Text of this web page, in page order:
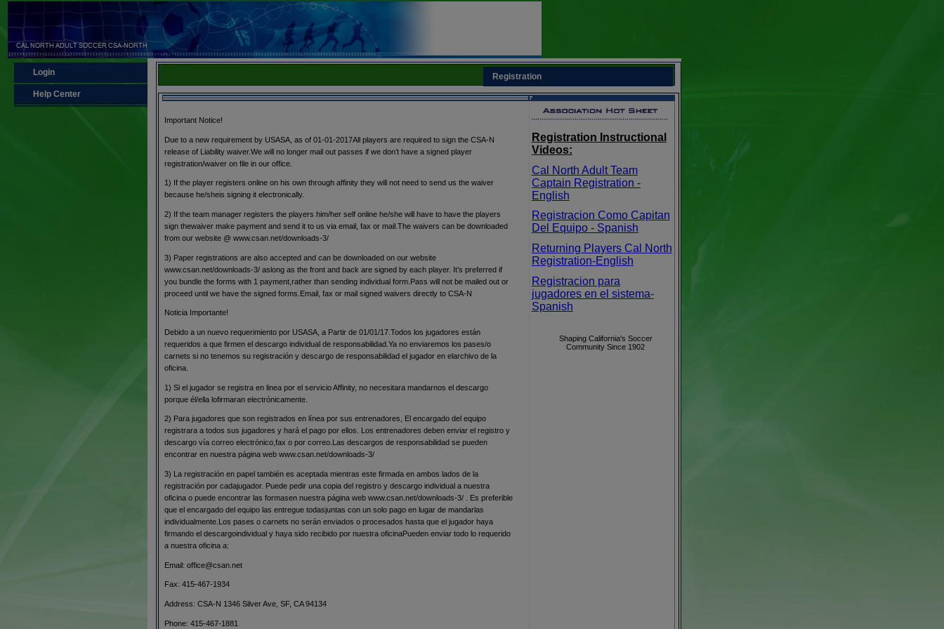
Login
Help Center
Registration
Important Notice!
Due to a new requirement by USASA, as of 01-01-2017All players are required to sign the CSA-N
release of Liability waiver.We will no longer mail out passes if we don’t have a signed player
registration/waiver on file in our office.
1) If the player registers online on his own through affinity they will not need to send us the waiver
because he/sheis signing it electronically.
2) If the team manager registers the players him/her self online he/she will have to have the players
sign thewaiver make payment and send it to us via email, fax or mail.The waivers can be downloaded
from our website @ www.csan.net/downloads-3/
3) Paper registrations are also accepted and can be downloaded on our website
www.csan.net/downloads-3/ aslong as the front and back are signed by each player. It’s preferred if
you bundle the forms with 1 payment,rather than sending individual form.Pass will not be mailed out or
proceed until we have the signed forms.Email, fax or mail signed waivers directly to CSA-N
Noticia Importante!
Debido a un nuevo requerimiento por USASA, a Partir de 01/01/17.Todos los jugadores están
requeridos a que firmen el descargo individual de responsabilidad.Ya no enviaremos los pases/o
carnets si no tenemos su registración y descargo de responsabilidad el jugador en elarchivo de la
oficina.
1) Si el jugador se registra en linea por el servicio Affinity, no necesitara mandarnos el descargo
porque él/ella lofirmaran electrónicamente.
2) Para jugadores que son registrados en línea por sus entrenadores, El encargado del equipo
registrara a todos sus jugadores y hará el pago por ellos. Los entrenadores deben enviar el registro y
descargo vía correo electrónico,fax o por correo.Las descargos de responsabilidad se pueden
encontrar en nuestra página web www.csan.net/downloads-3/
3) La registración en papel también es aceptada mientras este firmada en ambos lados de la
registración por cadajugador. Puede pedir una copia del registro y descargo individual a nuestra
oficina o puede encontrar las formasen nuestra página web www.csan.net/downloads-3/ . Es preferible
que el encargado del equipo las entregue todasjuntas con un solo pago en lugar de mandarlas
individualmente.Los pases o carnets no serán enviados o procesados hasta que el jugador haya
firmando el descargoindividual y haya sido recibido por nuestra oficinaPueden enviar todo lo requerido
a nuestra oficina a:
Email: office@csan.net
Fax: 415-467-1934
Address: CSA-N 1346 Silver Ave, SF, CA 94134
Phone: 415-467-1881
Registration Instructional
Videos:
Cal North Adult Team
Captain Registration -
English
Registracion Como Capitan
Del Equipo - Spanish
Returning Players Cal North
Registration-English
Registracion para
jugadores en el sistema-
Spanish
Shaping California's Soccer
Community Since 1902